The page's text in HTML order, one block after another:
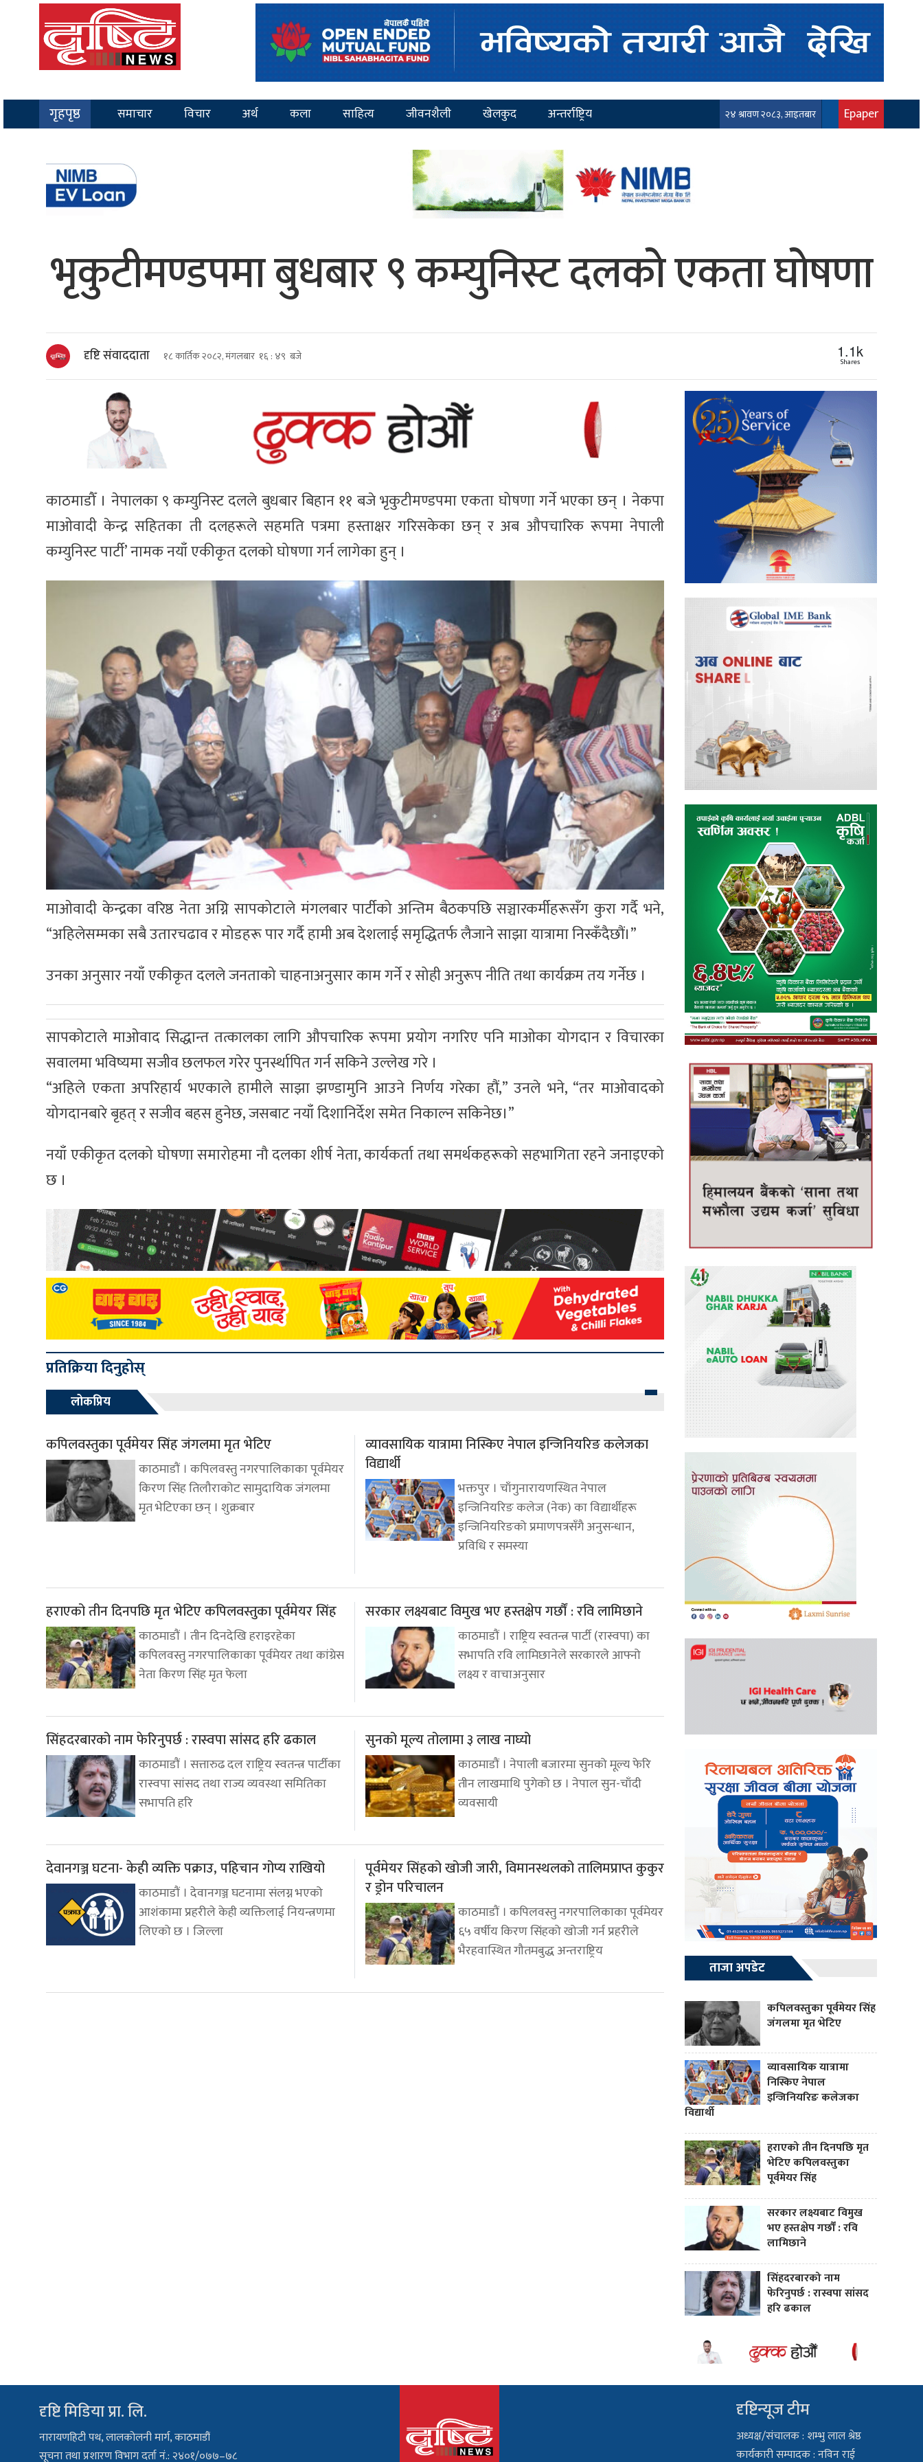
गृहपृष्ठ समाचार विचार अर्थ कला साहित्य जीवनशैली खेलकुद अन्तर्राष्ट्रिय २४ श्रावण २०८३, आइतबार Epaper
भृकुटीमण्डपमा बुधबार ९ कम्युनिस्ट दलको एकता घोषणा
दृष्टि संवाददाता १८ कार्तिक २०८२, मंगलबार १६ : ४९ बजे 1.1k
Shares
काठमाडौँ । नेपालका ९ कम्युनिस्ट दलले बुधबार बिहान ११ बजे भृकुटीमण्डपमा एकता घोषणा गर्ने भएका छन् । नेकपा
माओवादी केन्द्र सहितका ती दलहरूले सहमति पत्रमा हस्ताक्षर गरिसकेका छन् र अब औपचारिक रूपमा नेपाली
कम्युनिस्ट पार्टी’ नामक नयाँ एकीकृत दलको घोषणा गर्न लागेका हुन् ।
माओवादी केन्द्रका वरिष्ठ नेता अग्नि सापकोटाले मंगलबार पार्टीको अन्तिम बैठकपछि सञ्चारकर्मीहरूसँग कुरा गर्दै भने,
“अहिलेसम्मका सबै उतारचढाव र मोडहरू पार गर्दै हामी अब देशलाई समृद्धितर्फ लैजाने साझा यात्रामा निस्कँदैछौं।”
उनका अनुसार नयाँ एकीकृत दलले जनताको चाहनाअनुसार काम गर्ने र सोही अनुरूप नीति तथा कार्यक्रम तय गर्नेछ ।
सापकोटाले माओवाद सिद्धान्त तत्कालका लागि औपचारिक रूपमा प्रयोग नगरिए पनि माओका योगदान र विचारका
सवालमा भविष्यमा सजीव छलफल गरेर पुनर्स्थापित गर्न सकिने उल्लेख गरे ।
“अहिले एकता अपरिहार्य भएकाले हामीले साझा झण्डामुनि आउने निर्णय गरेका हौं,” उनले भने, “तर माओवादको
योगदानबारे बृहत् र सजीव बहस हुनेछ, जसबाट नयाँ दिशानिर्देश समेत निकाल्न सकिनेछ।”
नयाँ एकीकृत दलको घोषणा समारोहमा नौ दलका शीर्ष नेता, कार्यकर्ता तथा समर्थकहरूको सहभागिता रहने जनाइएको
छ ।
प्रतिक्रिया दिनुहोस्
लोकप्रिय
कपिलवस्तुका पूर्वमेयर सिंह जंगलमा मृत भेटिए
काठमाडौं । कपिलवस्तु नगरपालिकाका पूर्वमेयर
किरण सिंह तिलौराकोट सामुदायिक जंगलमा
मृत भेटिएका छन् । शुक्रबार
व्यावसायिक यात्रामा निस्किए नेपाल इन्जिनियरिङ कलेजका
विद्यार्थी
भक्तपुर । चाँगुनारायणस्थित नेपाल
इन्जिनियरिङ कलेज (नेक) का विद्यार्थीहरू
इन्जिनियरिङको प्रमाणपत्रसँगै अनुसन्धान,
प्रविधि र समस्या
हराएको तीन दिनपछि मृत भेटिए कपिलवस्तुका पूर्वमेयर सिंह
काठमाडौं । तीन दिनदेखि हराइरहेका
कपिलवस्तु नगरपालिकाका पूर्वमेयर तथा कांग्रेस
नेता किरण सिंह मृत फेला
सरकार लक्ष्यबाट विमुख भए हस्तक्षेप गर्छौं : रवि लामिछाने
काठमाडौं । राष्ट्रिय स्वतन्त्र पार्टी (रास्वपा) का
सभापति रवि लामिछानेले सरकारले आफ्नो
लक्ष्य र वाचाअनुसार
सिंहदरबारको नाम फेरिनुपर्छ : रास्वपा सांसद हरि ढकाल
काठमाडौं । सत्तारुढ दल राष्ट्रिय स्वतन्त्र पार्टीका
रास्वपा सांसद तथा राज्य व्यवस्था समितिका
सभापति हरि
सुनको मूल्य तोलामा ३ लाख नाघ्यो
काठमाडौं । नेपाली बजारमा सुनको मूल्य फेरि
तीन लाखमाथि पुगेको छ । नेपाल सुन-चाँदी
व्यवसायी
देवानगञ्ज घटना- केही व्यक्ति पक्राउ, पहिचान गोप्य राखियो
काठमाडौं । देवानगञ्ज घटनामा संलग्न भएको
आशंकामा प्रहरीले केही व्यक्तिलाई नियन्त्रणमा
लिएको छ । जिल्ला
पूर्वमेयर सिंहको खोजी जारी, विमानस्थलको तालिमप्राप्त कुकुर
र ड्रोन परिचालन
काठमाडौं । कपिलवस्तु नगरपालिकाका पूर्वमेयर
६५ वर्षीय किरण सिंहको खोजी गर्न प्रहरीले
भैरहवास्थित गौतमबुद्ध अन्तराष्ट्रिय
ताजा अपडेट
कपिलवस्तुका पूर्वमेयर सिंह
जंगलमा मृत भेटिए
व्यावसायिक यात्रामा
निस्किए नेपाल
इन्जिनियरिङ कलेजका
विद्यार्थी
हराएको तीन दिनपछि मृत
भेटिए कपिलवस्तुका
पूर्वमेयर सिंह
सरकार लक्ष्यबाट विमुख
भए हस्तक्षेप गर्छौं : रवि
लामिछाने
सिंहदरबारको नाम
फेरिनुपर्छ : रास्वपा सांसद
हरि ढकाल
दृष्टि मिडिया प्रा. लि.
नारायणहिटी पथ, लालकोलनी मार्ग, काठमाडौं
सूचना तथा प्रशारण विभाग दर्ता नं.: २४०१/०७७–७८
दृष्टिन्यूज टीम
अध्यक्ष/संचालक : शम्भु लाल श्रेष्ठ
कार्यकारी सम्पादक : नविन राई